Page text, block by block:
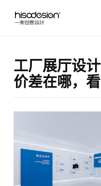
工厂展厅设
价差在哪，